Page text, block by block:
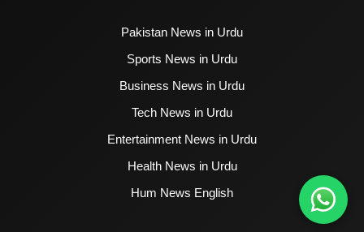
Pakistan News in Urdu
Sports News in Urdu
Business News in Urdu
Tech News in Urdu
Entertainment News in Urdu
Health News in Urdu
Hum News English